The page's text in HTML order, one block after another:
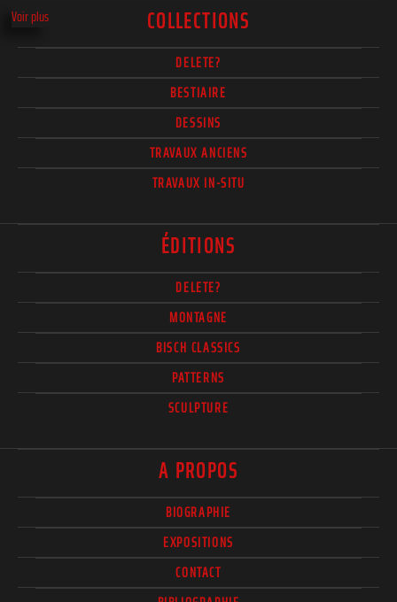
Voir plus COLLECTIONS
DELETE?
BESTIAIRE
DESSINS
TRAVAUX ANCIENS
TRAVAUX IN-SITU
ÉDITIONS
DELETE?
MONTAGNE
BISCH CLASSICS
PATTERNS
SCULPTURE
A PROPOS
BIOGRAPHIE
EXPOSITIONS
CONTACT